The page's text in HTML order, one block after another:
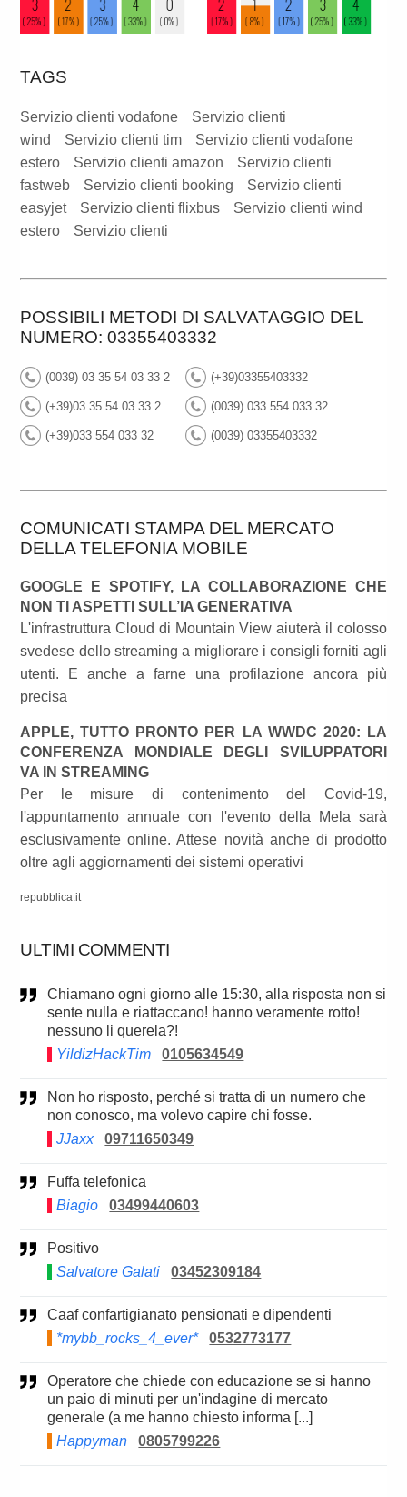
TAGS
Servizio clienti vodafone
Servizio clienti
wind
Servizio clienti tim
Servizio clienti vodafone
estero
Servizio clienti amazon
Servizio clienti
fastweb
Servizio clienti booking
Servizio clienti
easyjet
Servizio clienti flixbus
Servizio clienti wind
estero
Servizio clienti
POSSIBILI METODI DI SALVATAGGIO DEL
NUMERO: 03355403332
(0039) 03 35 54 03 33 2 (+39)03355403332
(+39)03 35 54 03 33 2 (0039) 033 554 033 32
(+39)033 554 033 32 (0039) 03355403332
COMUNICATI STAMPA DEL MERCATO
DELLA TELEFONIA MOBILE
GOOGLE E SPOTIFY, LA COLLABORAZIONE CHE
NON TI ASPETTI SULL’IA GENERATIVA
L'infrastruttura Cloud di Mountain View aiuterà il colosso
svedese dello streaming a migliorare i consigli forniti agli
utenti. E anche a farne una profilazione ancora più
precisa
APPLE, TUTTO PRONTO PER LA WWDC 2020: LA
CONFERENZA MONDIALE DEGLI SVILUPPATORI
VA IN STREAMING
Per le misure di contenimento del Covid-19,
l'appuntamento annuale con l'evento della Mela sarà
esclusivamente online. Attese novità anche di prodotto
oltre agli aggiornamenti dei sistemi operativi
repubblica.it
ULTIMI COMMENTI
Chiamano ogni giorno alle 15:30, alla risposta non si
sente nulla e riattaccano! hanno veramente rotto!
nessuno li querela?!
YildizHackTim
0105634549
Non ho risposto, perché si tratta di un numero che
non conosco, ma volevo capire chi fosse.
JJaxx
09711650349
Fuffa telefonica
Biagio
03499440603
Positivo
Salvatore Galati
03452309184
Caaf confartigianato pensionati e dipendenti
*mybb_rocks_4_ever*
0532773177
Operatore che chiede con educazione se si hanno
un paio di minuti per un'indagine di mercato
generale (a me hanno chiesto informa [...]
Happyman
0805799226